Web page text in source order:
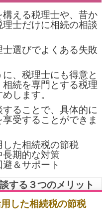
える税理士や、昔か
士だけに相続の相談
選びでよくある失敗
、税理士にも得意と
続を専門とする税理
します。
ることで、具体的に
受することができま
した相続税の節税
長期的な対策
＆サポート
する３つのメリット
した相続税の節税